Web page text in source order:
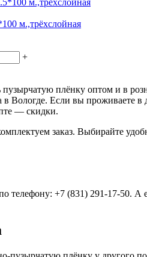
м.,трёхслойная
+
пузырчатую плёнку оптом и в
в Вологде. Если вы
— скидки.
заказ. Выбирайте
телефону: +7 (831) 291-17-50. А